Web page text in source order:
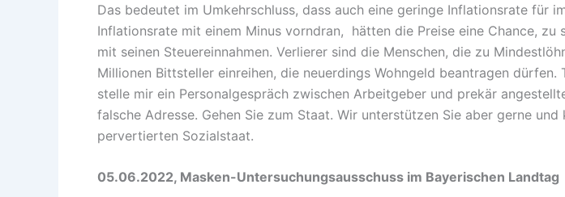
Das bedeutet im Umkehrschluss, dass auch eine geringe Inflationsrate für
Inflationsrate mit einem Minus vorndran, hätten die Preise eine Chance,
mit seinen Steuereinnahmen. Verlierer sind die Menschen, die zu
Millionen Bittsteller einreihen, die neuerdings Wohngeld beantragen
stelle mir ein Personalgespräch zwischen Arbeitgeber und prekär
falsche Adresse. Gehen Sie zum Staat. Wir unterstützen Sie aber gerne
pervertierten Sozialstaat.
05.06.2022, Masken-Untersuchungsausschuss im Bayerischen Landtag